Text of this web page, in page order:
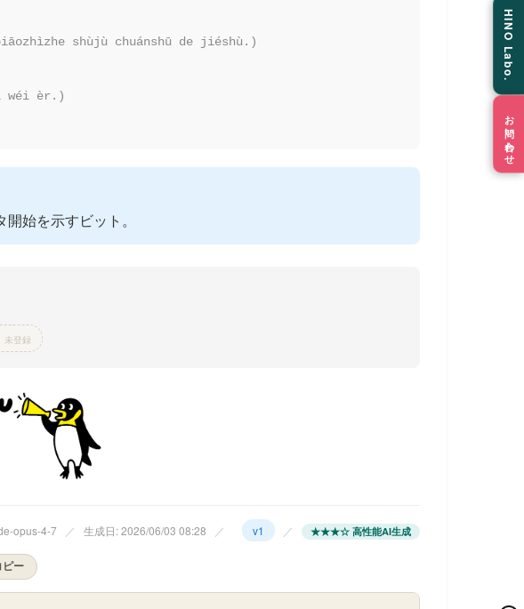
shùjù chuánshū de jiéshù.)
wéi èr.)
始を示すビット。
未登録
opus-4-7 ／ 生成日: 2026/06/03 08:28 ／ v1 ／ ★★★☆ 高性能AI生成
ピー
HINO Labo.
お問い合わせ